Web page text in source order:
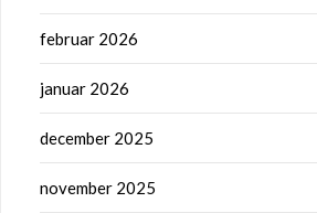
februar 2026
januar 2026
december 2025
november 2025